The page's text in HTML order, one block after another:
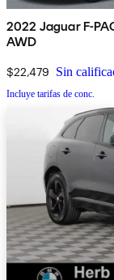
2022 Jaguar F-
AWD
$22,479 Sin
Incluye tarifas de conc.